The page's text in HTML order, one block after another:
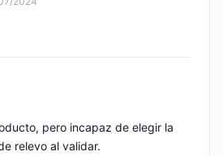
pero incapaz de elegir la
relevo al validar.